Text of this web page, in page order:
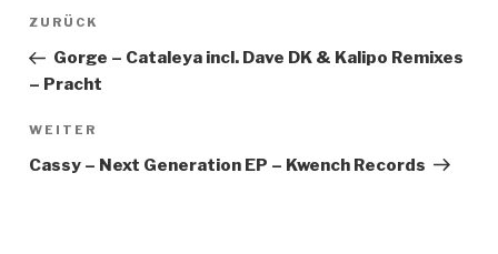
Beitragsnavigation
Vorheriger
Beitrag
ZURÜCK
Gorge – Cataleya incl. Dave DK & Kalipo Remixes
– Pracht
Nächster
WEITER
Cassy – Next Generation EP – Kwench Records